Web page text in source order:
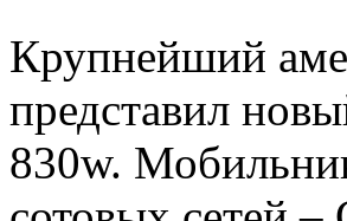
Крупнейший
представил
830w.